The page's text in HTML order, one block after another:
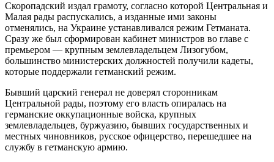
Скоропадский издал грамоту, согласно которой Центральная и
Малая рады распускались, а изданные ими законы
отменялись, на Украине устанавливался режим Гетманата.
Сразу же был сформирован кабинет министров во главе с
премьером — крупным землевладельцем Лизогубом,
большинство министерских должностей получили кадеты,
которые поддержали гетманский режим.
Бывший царский генерал не доверял сторонникам
Центральной рады, поэтому его власть опиралась на
германские оккупационные войска, крупных
землевладельцев, буржуазию, бывших государственных и
местных чиновников, русское офицерство, перешедшее на
службу в гетманскую армию.